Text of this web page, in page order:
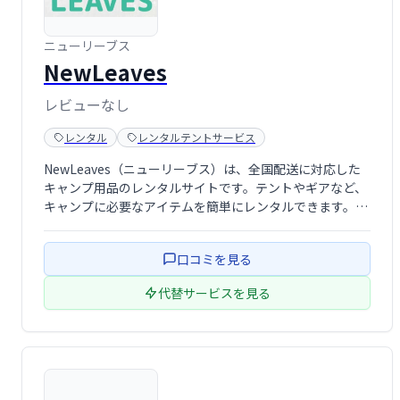
ニューリーブス
NewLeaves
レビューなし
レンタル レンタルテントサービス
NewLeaves（ニューリーブス）は、全国配送に対応した
キャンプ用品のレンタルサイトです。テントやギアなど、
キャンプに必要なアイテムを簡単にレンタルできます。初
おすすめです。充実の品揃えと便利なサービスで、最高の
アウトドア体験をサポートします。
口コミを見る
代替サービスを見る